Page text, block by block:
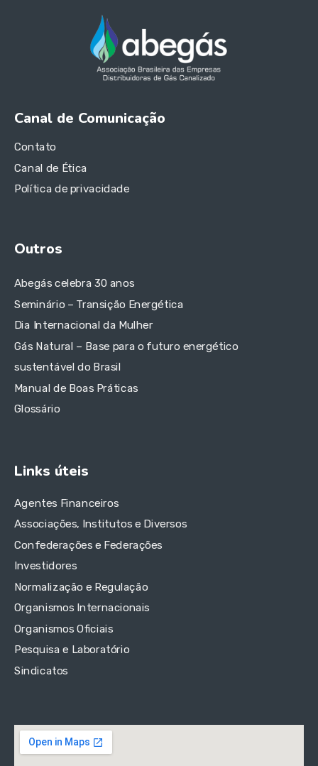
Canal de Comunicação
Contato
Canal de Ética
Política de privacidade
Outros
Abegás celebra 30 anos
Seminário – Transição Energética
Dia Internacional da Mulher
Gás Natural – Base para o futuro energético
sustentável do Brasil
Manual de Boas Práticas
Glossário
Links úteis
Agentes Financeiros
Associações, Institutos e Diversos
Confederações e Federações
Investidores
Normalização e Regulação
Organismos Internacionais
Organismos Oficiais
Pesquisa e Laboratório
Sindicatos